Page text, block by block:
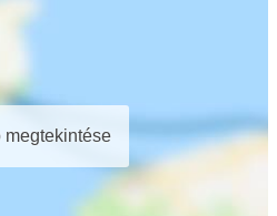
megtekintése